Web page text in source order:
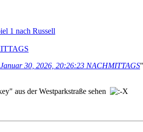
1 nach Russell
30, 2026, 20:26:23 NACHMITTAGS
aus der Westparkstraße sehen